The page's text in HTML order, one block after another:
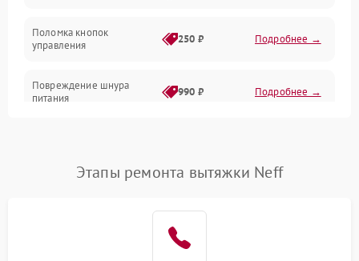
Поломка кнопок
управления
250 ₽ Подробнее →
Повреждение шнура
питания
990 ₽ Подробнее →
1000 ₽
Этапы ремонта вытяжки Neff